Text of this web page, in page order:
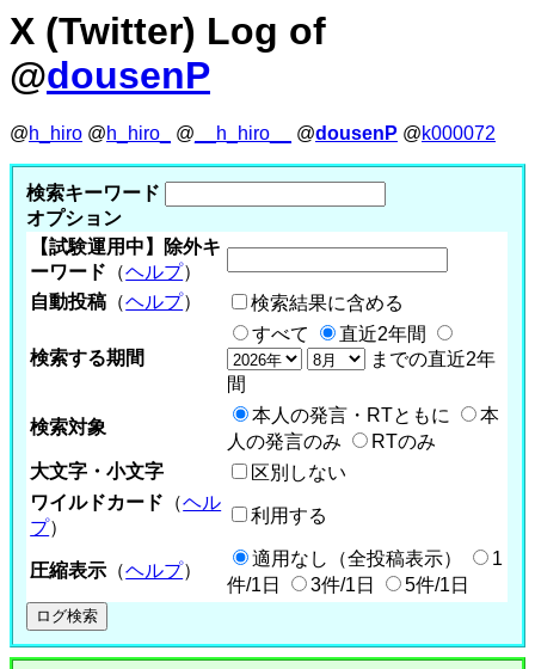
X (Twitter) Log of
@dousenP
@h_hiro @h_hiro_ @ __h_hiro__ @dousenP @k000072
検索キーワード
オプション
【試験運用中】除外キ
ーワード （ヘルプ）
自動投稿 （ヘルプ） 検索結果に含める
検索する期間
すべて
直近2年間
までの直近2年
間
検索対象
本人の発言・RTともに
本
人の発言のみ
RTのみ
大文字・小文字
区別しない
ワイルドカード （ヘル
プ）
利用する
圧縮表示 （ヘルプ）
適用なし（全投稿表示）
1
件/1日
3件/1日 5件/1日